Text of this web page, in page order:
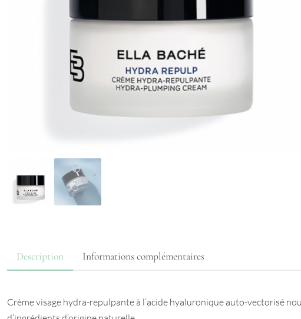
Description Informations complémentaires
Crème visage hydra-repulpante à l’acide hyaluronique auto-vectorisé